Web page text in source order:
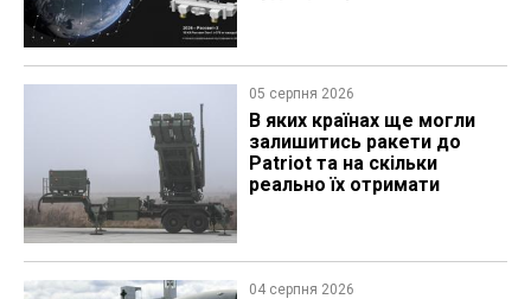
05 серпня 2026
В яких країнах ще могли
залишитись ракети до
Patriot та на скільки
реально їх отримати
04 серпня 2026